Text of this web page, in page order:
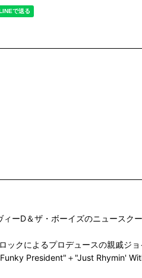
ーD＆ザ・ボーイズのニュースク
ックによるプロデュースの親戚ジョ
President"＋"Just Rhymin'